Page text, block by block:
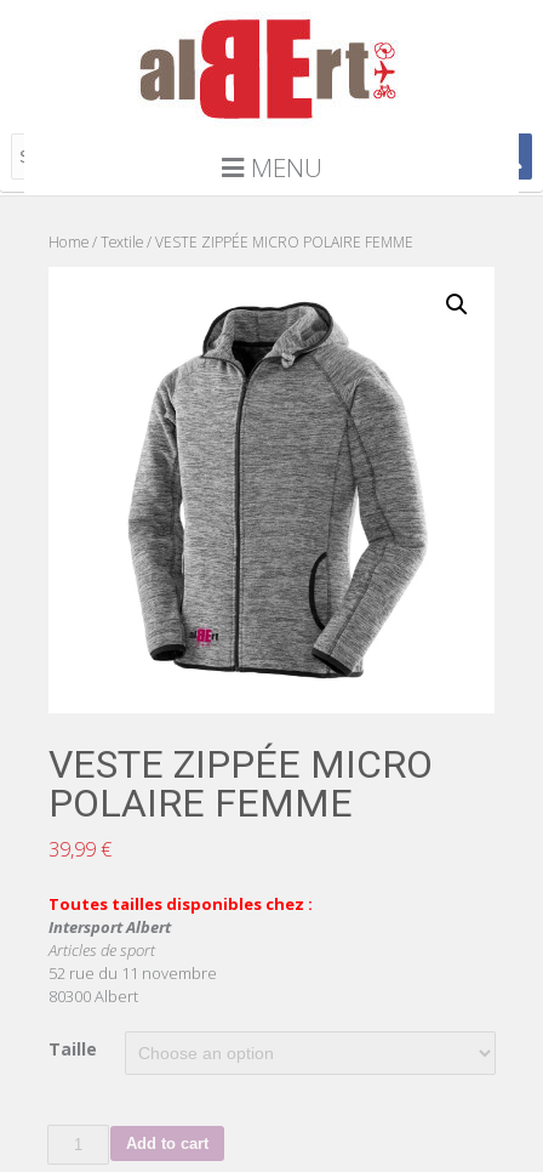
MENU
Home/Textile/ VESTE ZIPPÉE MICRO POLAIRE FEMME
VESTE ZIPPÉE MICRO
POLAIRE FEMME
39,99€
Toutes tailles disponibles chez :
Intersport Albert
Articles de sport
52 rue du 11 novembre
80300 Albert
Taille
VESTE
Add to cart